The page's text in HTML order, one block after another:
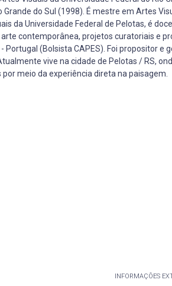
do Sul (1998). É mestre em Artes
da Universidade Federal de Pelotas, é
contemporânea, projetos curatoriais e
(Bolsista CAPES). Foi propositor e
vive na cidade de Pelotas / RS,
meio da experiência direta na paisagem.
INFORMAÇÕES